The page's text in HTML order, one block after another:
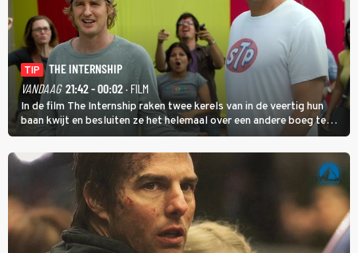
TIP
THE INTERNSHIP
VANDAAG 21:42 - 00:02· FILM
In de film The Internship raken twee kerels van in de veertig hun
baan kwijt en besluiten ze het helemaal over een andere boeg te
gooien door als stagiair aan de slag te gaan bij Google.